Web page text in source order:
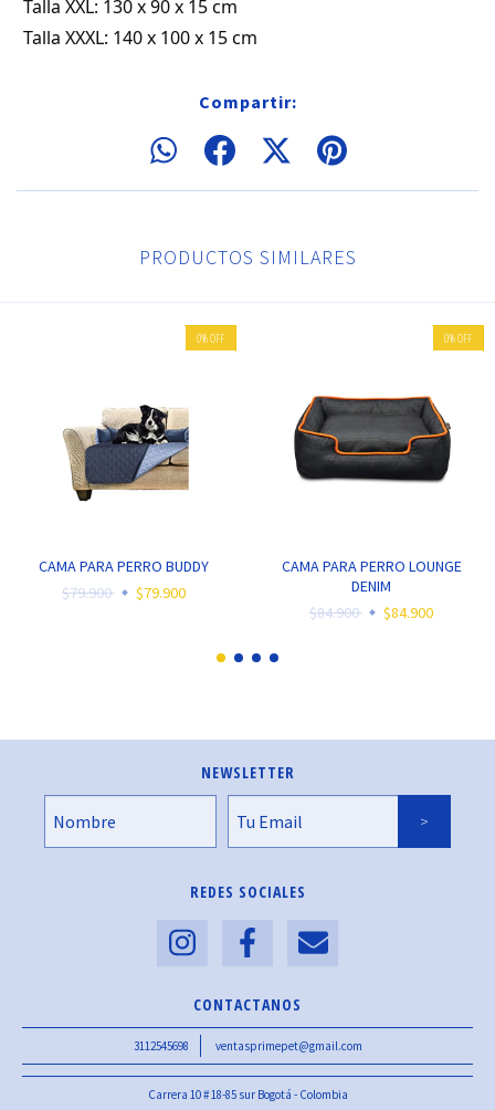
Talla XXL: 130 x 90 x 15 cm
Talla XXXL: 140 x 100 x 15 cm
Compartir:
PRODUCTOS SIMILARES
0%OFF
CAMA PARA PERRO BUDDY
$79.900
$79.900
0%OFF
CAMA PARA PERRO LOUNGE
DENIM
$84.900
$84.900
NEWSLETTER
REDES SOCIALES
CONTACTANOS
3112545698 ventasprimepet@gmail.com
Carrera 10 # 18-85 sur Bogotá - Colombia